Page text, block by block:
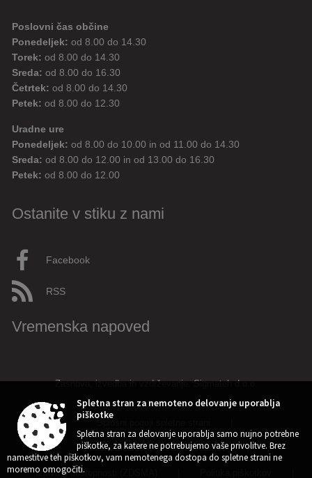
Poslovni čas občine
Ponedeljek: od 8.00 do 14.30
Torek: od 8.00 do 14.30
Sreda: od 8.00 do 16.30
Četrtek: od 8.00 do 14.30
Petek: od 8.00 do 12.30
Uradne ure
Ponedeljek: od 8.00 do 10.00 in od 11.00 do 14.30
Sreda: od 8.00 do 12.00 in od 13.00 do 16.30
Petek: od 8.00 do 12.00
Ostanite v stiku z nami
Facebook
RSS
Vremenska napoved
Zasnova, izvedba in vzdrževanje: Sigmateh d.o.o.
Center za varstvo osebnih podatkov |
Izjava o dostopnosti (ZDSMA)
Spletna stran za nemoteno delovanje uporablja
piškotke
Spletna stran za delovanje uporablja samo nujno potrebne
piškotke, za katere ne potrebujemo vaše privolitve. Brez
namestitve teh piškotkov, vam nemotenega dostopa do spletne strani ne
moremo omogočiti.